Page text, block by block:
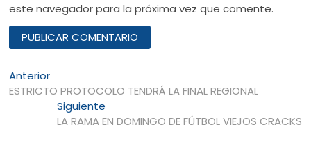
este navegador para la próxima vez que comente.
Navegación
de
entradas
AnteriorEntrada
anterior:
ESTRICTO PROTOCOLO TENDRÁ LA FINAL REGIONAL
SiguienteEntrada
siguiente:
LA RAMA EN DOMINGO DE FÚTBOL VIEJOS CRACKS